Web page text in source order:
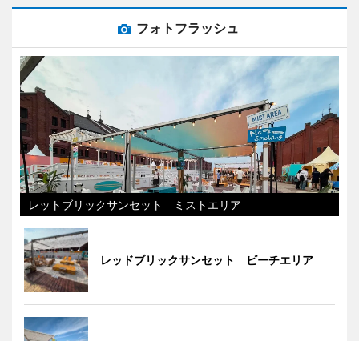
フォトフラッシュ
レットブリックサンセット ミストエリア
レッドブリックサンセット ビーチエリア